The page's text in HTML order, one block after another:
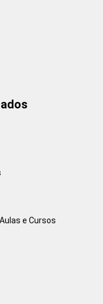
e Cursos